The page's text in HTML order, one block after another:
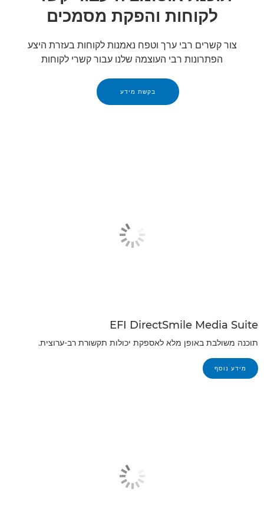
לקוחות והפקת מסמכים
צור קשרים רבי ערך וטפח נאמנות לקוחות בעזרת היצע
הפתרונות רבי העוצמה שלנו עבור קשרי לקוחות
בקשת מידע
EFI DirectSmile Media Suite
תוכנה משולבת באופן מלא לאספקת יכולות תקשורת רב-ערוצית.
מידע נוסף